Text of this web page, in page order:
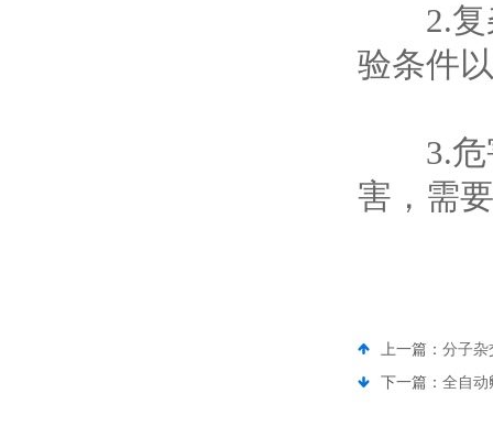
2.复杂
验条件
3.危害
害，需
上一篇： 分子杂
下一篇： 全自动